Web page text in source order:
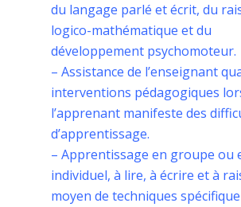
du langage parlé et écrit, du
logico-mathématique et du
développement psychomoteur.
– Assistance de l’enseignant
interventions pédagogiques
l’apprenant manifeste des
d’apprentissage.
– Apprentissage en groupe ou
individuel, à lire, à écrire et à
moyen de techniques